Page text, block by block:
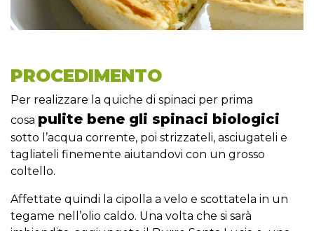
PROCEDIMENTO
Per realizzare la quiche di spinaci per prima
cosa pulite bene gli spinaci biologici
sotto l’acqua corrente, poi strizzateli, asciugateli e
tagliateli finemente aiutandovi con un grosso
coltello.
Affettate quindi la cipolla a velo e scottatela in un
tegame nell’olio caldo. Una volta che si sarà